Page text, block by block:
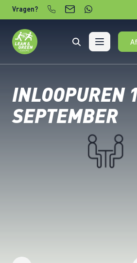
Verder naar content
Vragen?
INLOOPUREN
SEPTEMBER